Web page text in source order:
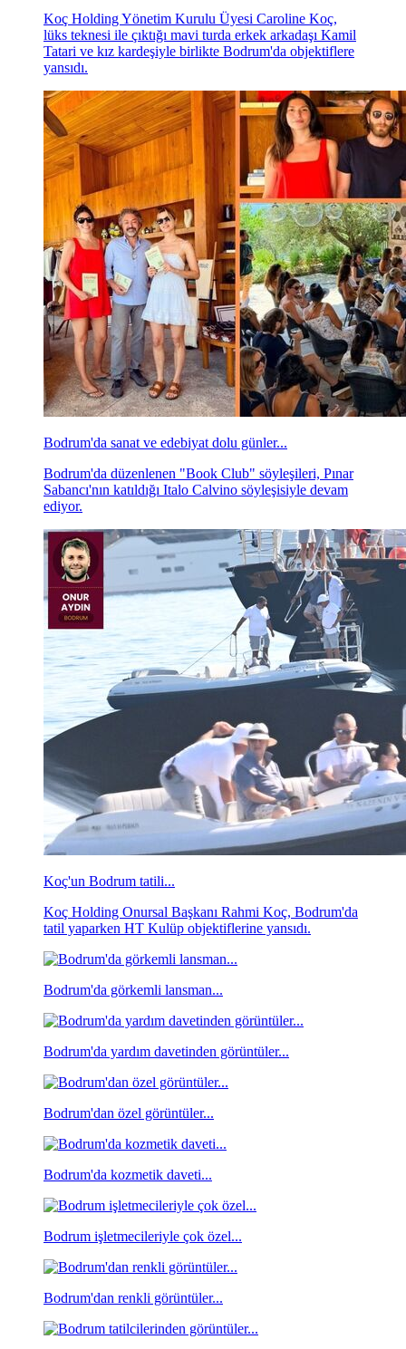
Koç Holding Yönetim Kurulu Üyesi Caroline Koç,
lüks teknesi ile çıktığı mavi turda erkek arkadaşı Kamil
Tatari ve kız kardeşiyle birlikte Bodrum'da objektiflere
yansıdı.
Bodrum'da sanat ve edebiyat dolu günler...
Bodrum'da düzenlenen "Book Club" söyleşileri, Pınar
Sabancı'nın katıldığı Italo Calvino söyleşisiyle devam
ediyor.
Koç'un Bodrum tatili...
Koç Holding Onursal Başkanı Rahmi Koç, Bodrum'da
tatil yaparken HT Kulüp objektiflerine yansıdı.
Bodrum'da görkemli lansman...
Bodrum'da yardım davetinden görüntüler...
Bodrum'dan özel görüntüler...
Bodrum'da kozmetik daveti...
Bodrum işletmecileriyle çok özel...
Bodrum'dan renkli görüntüler...